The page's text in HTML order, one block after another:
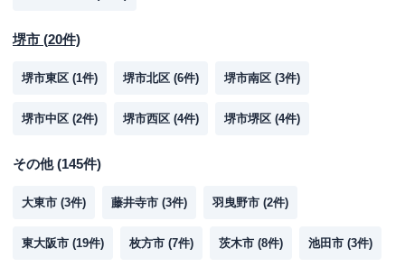
堺市 (20件)
堺市東区 (1件) 堺市北区 (6件) 堺市南区 (3件)
堺市中区 (2件) 堺市西区 (4件) 堺市堺区 (4件)
その他(145件)
大東市 (3件) 藤井寺市 (3件) 羽曳野市 (2件)
東大阪市 (19件) 枚方市 (7件) 茨木市 (8件) 池田市 (3件)